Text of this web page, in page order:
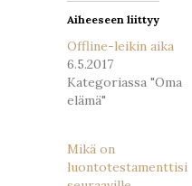
Aiheeseen liittyy
Offline-leikin aika
6.5.2017
Kategoriassa "Oma
elämä"
Mikä on
luontotestamenttisi